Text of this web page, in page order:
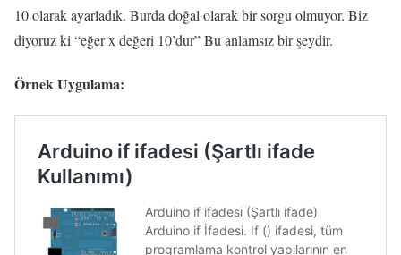
10 olarak ayarladık. Burda doğal olarak bir sorgu olmuyor. Biz
diyoruz ki “eğer x değeri 10’dur” Bu anlamsız bir şeydir.
Örnek Uygulama: